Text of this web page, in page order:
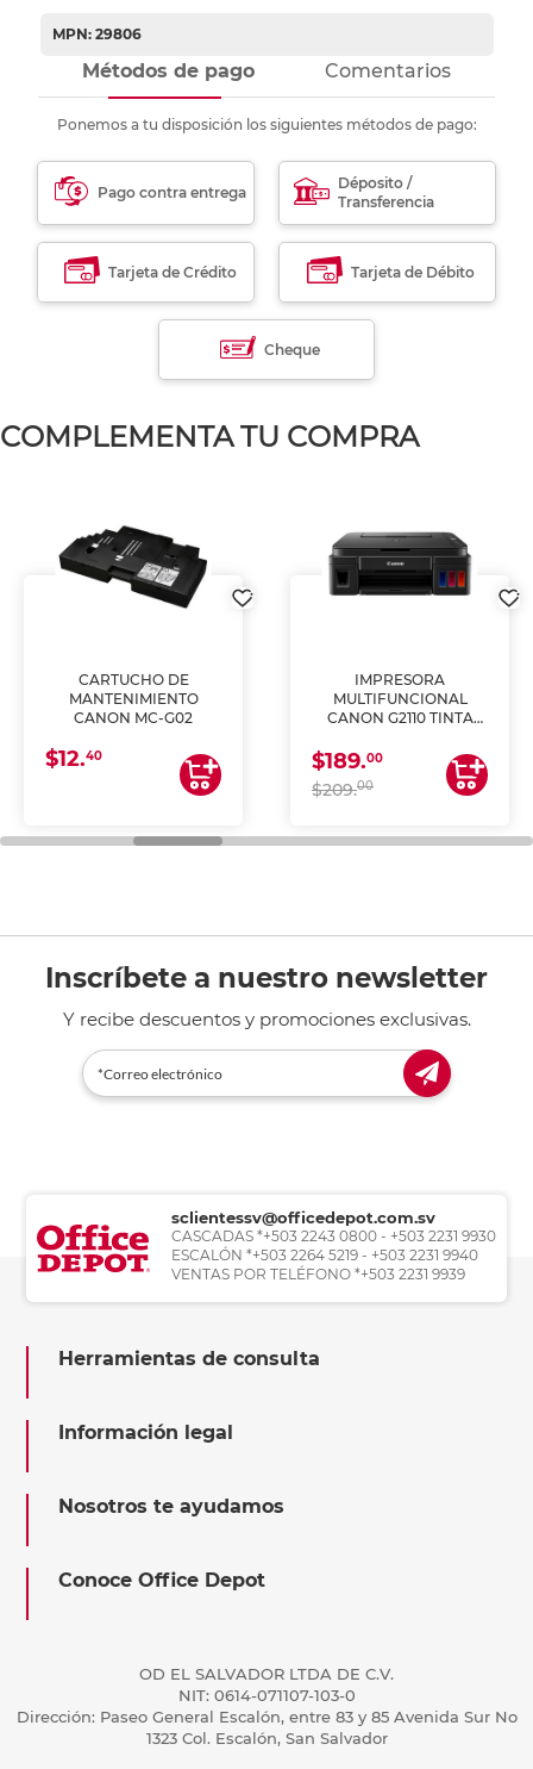
MPN: 29806
Métodos de pago Comentarios
Ponemos a tu disposición los siguientes métodos de pago:
Pago contra entrega
Déposito /
Transferencia
Tarjeta de Crédito Tarjeta de Débito
Cheque
COMPLEMENTA TU COMPRA
CARTUCHO DE
MANTENIMIENTO
CANON MC-G02
$12.40
IMPRESORA
MULTIFUNCIONAL
CANON G2110 TINTA
$189.00
$209.00
Inscríbete a nuestro newsletter
Y recibe descuentos y promociones exclusivas.
sclientessv@officedepot.com.sv
CASCADAS *+503 2243 0800 - +503 2231 9930
ESCALÓN *+503 2264 5219 - +503 2231 9940
VENTAS POR TELÉFONO *+503 2231 9939
Herramientas de consulta
Información legal
Nosotros te ayudamos
Conoce Office Depot
OD EL SALVADOR LTDA DE C.V.
NIT: 0614-071107-103-0
Dirección: Paseo General Escalón, entre 83 y 85 Avenida Sur No
1323 Col. Escalón, San Salvador